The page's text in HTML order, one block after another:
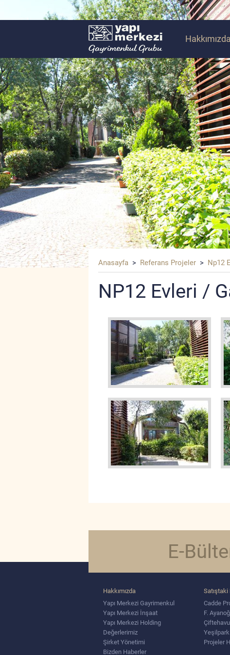
Hakkımızda
Anasayfa > Referans Projeler > Np12
NP12 Evleri /
E-
Hakkımızda
Yapı Merkezi Gayrimenkul
Yapı Merkezi İnşaat
Yapı Merkezi Holding
Değerlerimiz
Şirket Yönetimi
Bizden Haberler
Satıştaki
Cadde
F.
Projeler